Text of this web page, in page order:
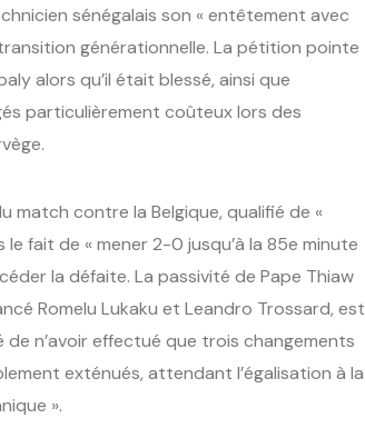
sénégalais son « entêtement avec
générationnelle. La pétition pointe
alors qu’il était blessé, ainsi que
particulièrement coûteux lors des
match contre la Belgique, qualifié de «
fait de « mener 2-0 jusqu’à la 85e minute
la défaite. La passivité de Pape Thiaw
Romelu Lukaku et Leandro Trossard, est
n’avoir effectué que trois changements
exténués, attendant l’égalisation à la
».